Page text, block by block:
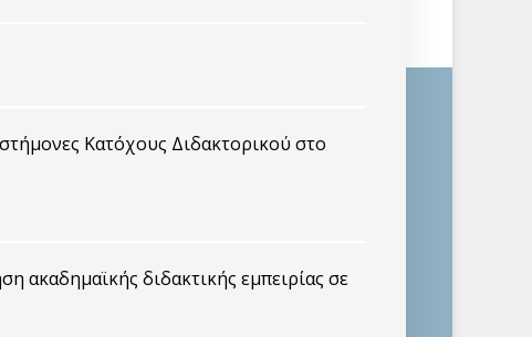
Κατόχους Διδακτορικού στο
ακαδημαϊκής διδακτικής εμπειρίας σε